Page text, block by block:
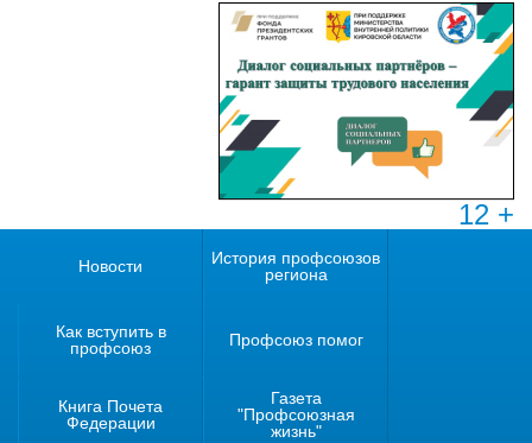
12 +
Новости
История профсоюзов
региона
Как вступить в
профсоюз
Профсоюз помог
Книга Почета
Федерации
Газета
"Профсоюзная
жизнь"